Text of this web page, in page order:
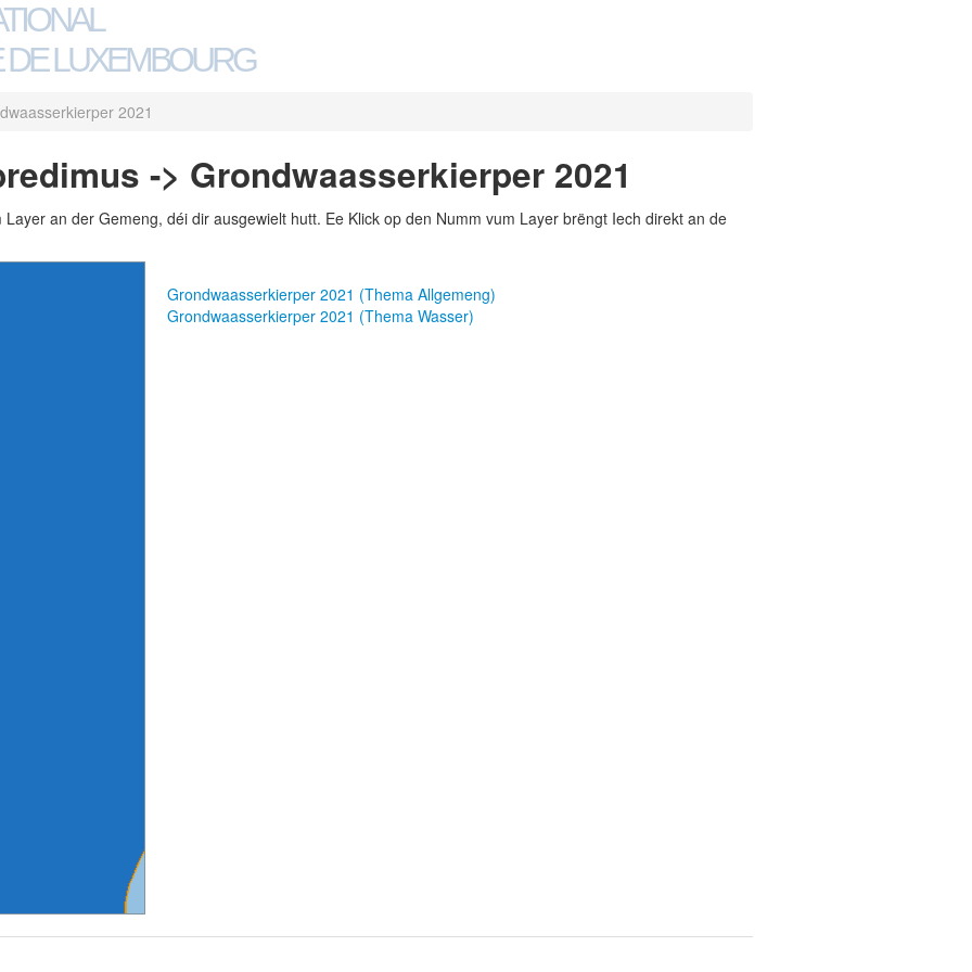
LUXEMBOURG
2021
-> Grondwaasserkierper 2021
an der Gemeng, déi dir ausgewielt hutt. Ee Klick op den Numm vum Layer brëngt Iech direkt an de
Grondwaasserkierper 2021 (Thema Allgemeng)
Grondwaasserkierper 2021 (Thema Wasser)